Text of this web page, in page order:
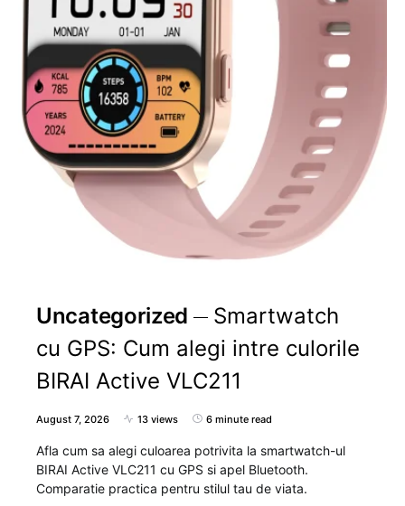
Uncategorized
Smartwatch
cu GPS: Cum alegi intre culorile
BIRAI Active VLC211
August 7, 2026 13 views 6 minute read
Afla cum sa alegi culoarea potrivita la smartwatch-ul
BIRAI Active VLC211 cu GPS si apel Bluetooth.
Comparatie practica pentru stilul tau de viata.